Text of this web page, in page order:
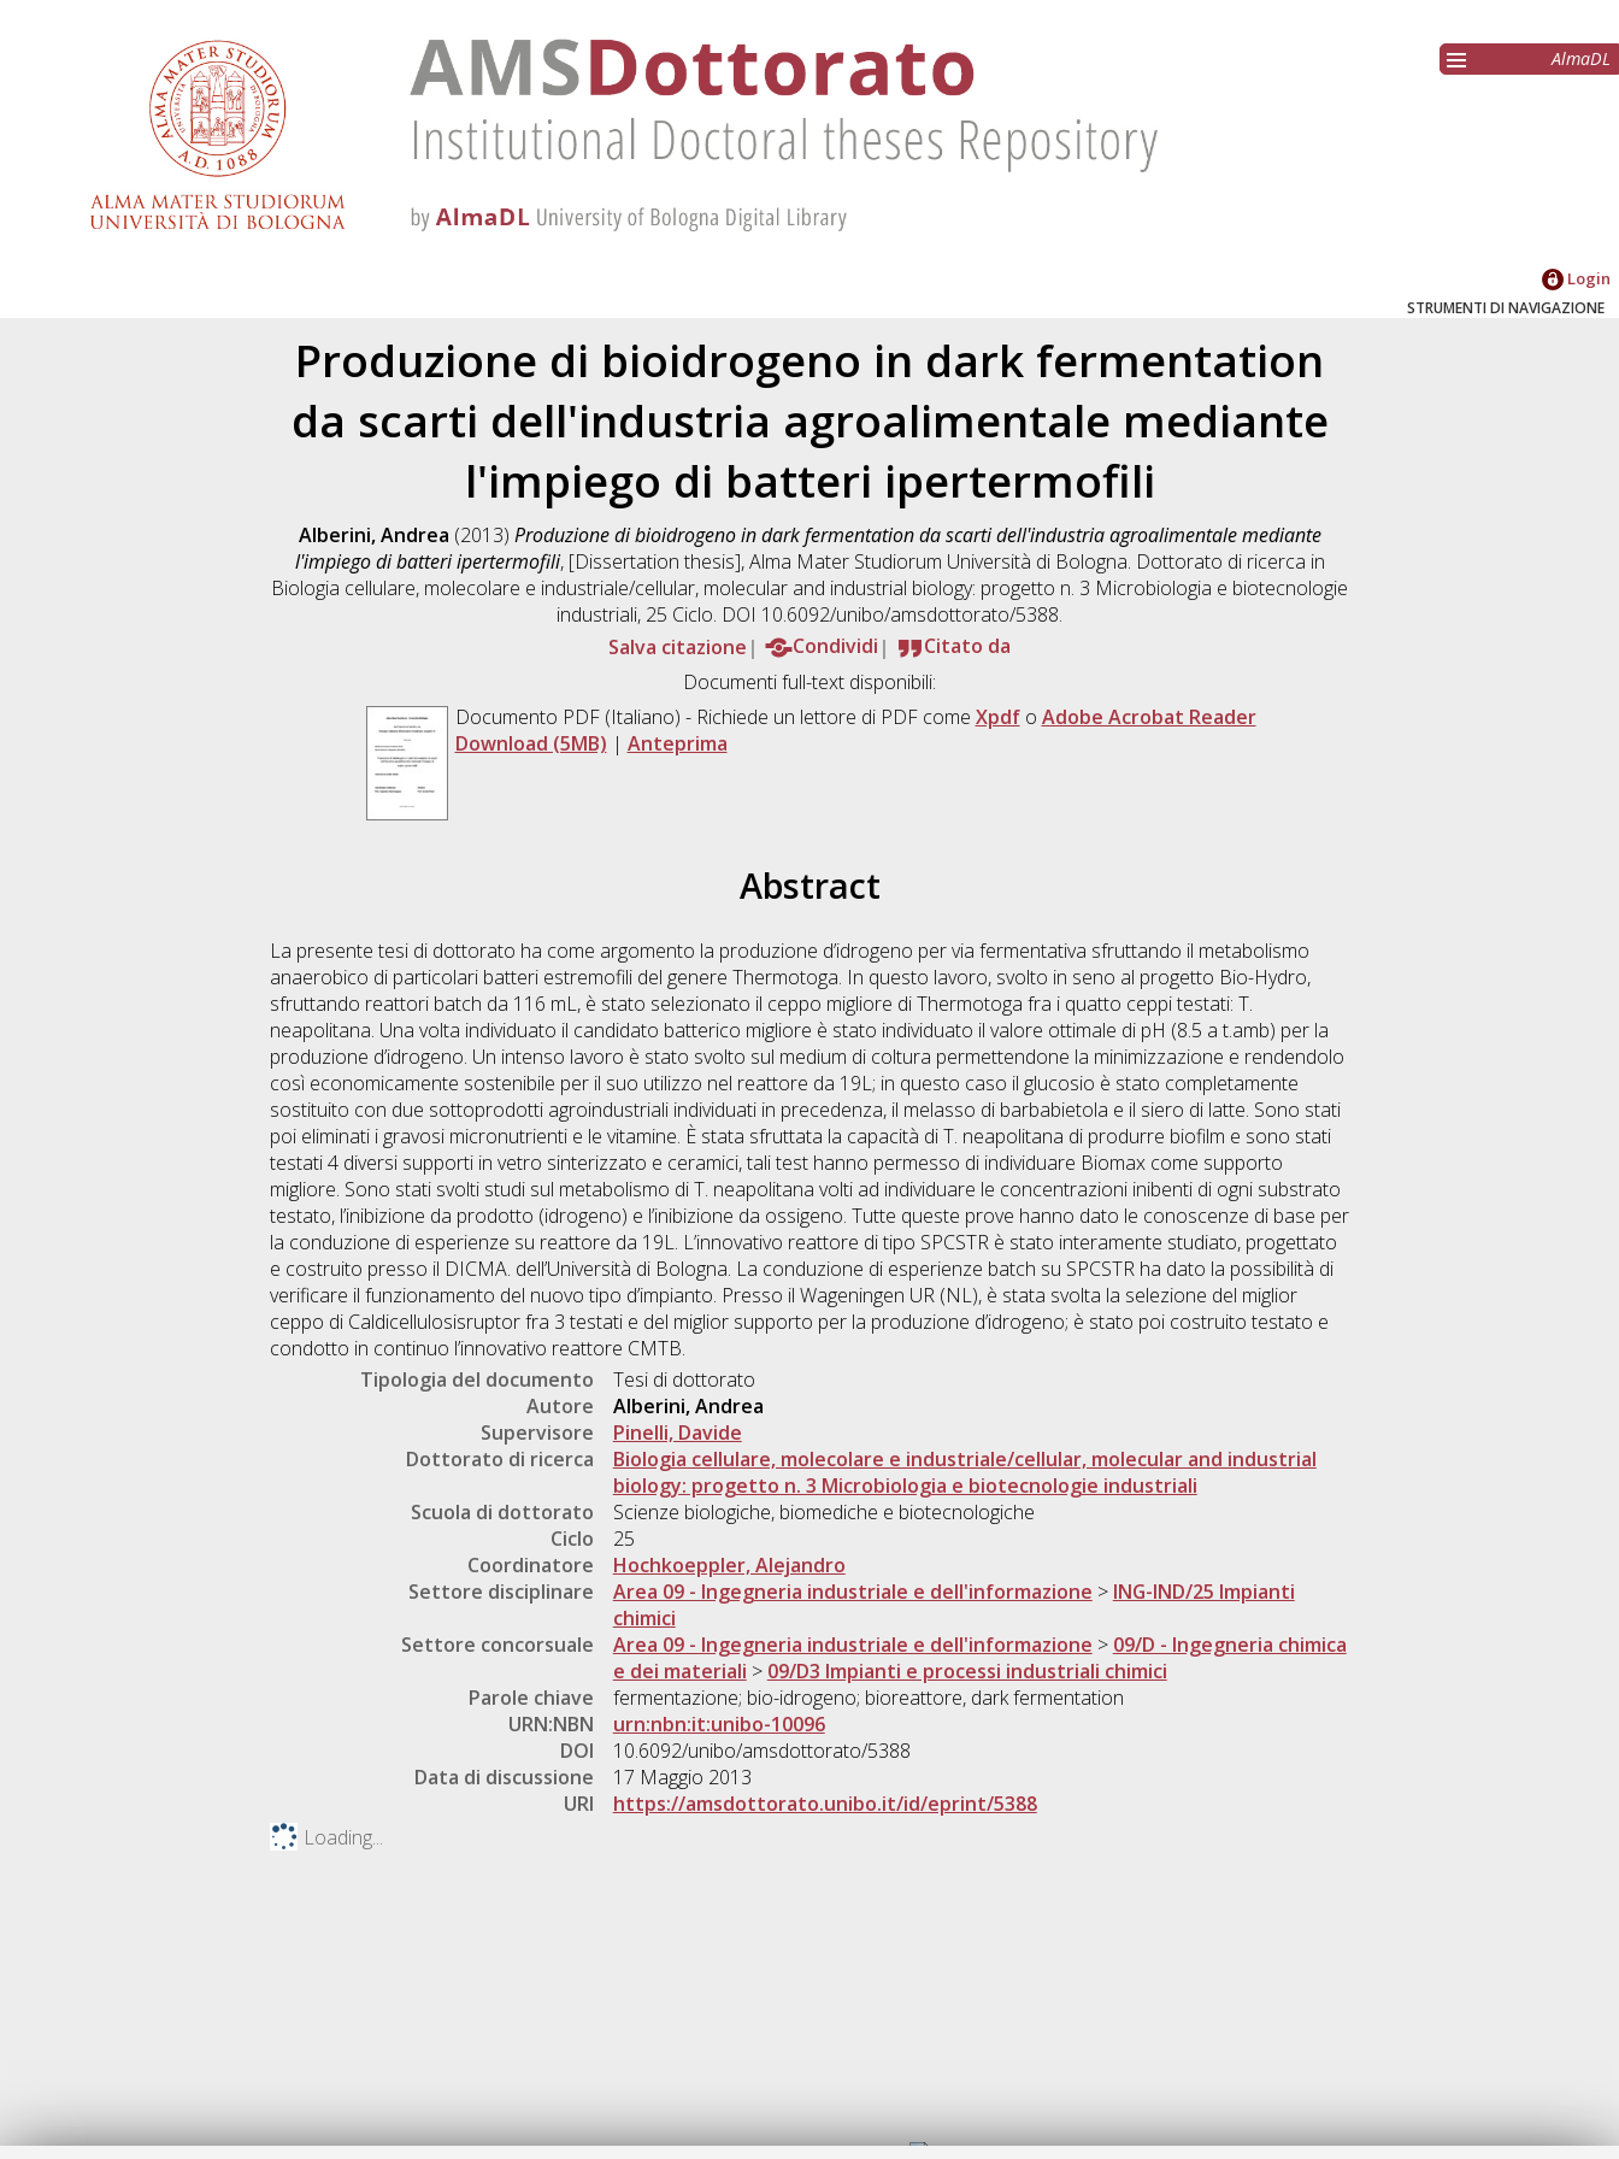
AlmaDL
Login
STRUMENTI DI NAVIGAZIONE
Produzione di bioidrogeno in dark fermentation
da scarti dell'industria agroalimentale mediante
l'impiego di batteri ipertermofili
Alberini, Andrea (2013) Produzione di bioidrogeno in dark fermentation da scarti dell'industria agroalimentale mediante
l'impiego di batteri ipertermofili, [Dissertation thesis], Alma Mater Studiorum Università di Bologna. Dottorato di ricerca in
Biologia cellulare, molecolare e industriale/cellular, molecular and industrial biology: progetto n. 3 Microbiologia e biotecnologie
industriali, 25 Ciclo. DOI 10.6092/unibo/amsdottorato/5388.
Salva citazione
Condividi
Citato da
Documenti full-text disponibili:
Documento PDF(Italiano) - Richiede un lettore di PDF come Xpdfo Adobe Acrobat Reader
Download (5MB) | Anteprima
Abstract
La presente tesi di dottorato ha come argomento la produzione d’idrogeno per via fermentativa sfruttando il metabolismo
anaerobico di particolari batteri estremofili del genere Thermotoga. In questo lavoro, svolto in seno al progetto Bio-Hydro,
sfruttando reattori batch da 116 mL, è stato selezionato il ceppo migliore di Thermotoga fra i quatto ceppi testati: T.
neapolitana. Una volta individuato il candidato batterico migliore è stato individuato il valore ottimale di pH (8.5 a t.amb) per la
produzione d’idrogeno. Un intenso lavoro è stato svolto sul medium di coltura permettendone la minimizzazione e rendendolo
così economicamente sostenibile per il suo utilizzo nel reattore da 19L; in questo caso il glucosio è stato completamente
sostituito con due sottoprodotti agroindustriali individuati in precedenza, il melasso di barbabietola e il siero di latte. Sono stati
poi eliminati i gravosi micronutrienti e le vitamine. È stata sfruttata la capacità di T. neapolitana di produrre biofilm e sono stati
testati 4 diversi supporti in vetro sinterizzato e ceramici, tali test hanno permesso di individuare Biomax come supporto
migliore. Sono stati svolti studi sul metabolismo di T. neapolitana volti ad individuare le concentrazioni inibenti di ogni substrato
testato, l’inibizione da prodotto (idrogeno) e l’inibizione da ossigeno. Tutte queste prove hanno dato le conoscenze di base per
la conduzione di esperienze su reattore da 19L. L’innovativo reattore di tipo SPCSTR è stato interamente studiato, progettato
e costruito presso il DICMA. dell’Università di Bologna. La conduzione di esperienze batch su SPCSTR ha dato la possibilità di
verificare il funzionamento del nuovo tipo d’impianto. Presso il Wageningen UR (NL), è stata svolta la selezione del miglior
ceppo di Caldicellulosisruptor fra 3 testati e del miglior supporto per la produzione d’idrogeno; è stato poi costruito testato e
condotto in continuo l’innovativo reattore CMTB.
Tipologia del documento
Tesi di dottorato
Autore
Alberini, Andrea
Supervisore
Pinelli, Davide
Dottorato di ricerca
Biologia cellulare, molecolare e industriale/cellular, molecular and industrial
biology: progetto n. 3 Microbiologia e biotecnologie industriali
Scuola di dottorato
Scienze biologiche, biomediche e biotecnologiche
Ciclo
25
Coordinatore
Hochkoeppler, Alejandro
Settore disciplinare
Area 09 - Ingegneria industriale e dell'informazione > ING-IND/25 Impianti
chimici
Settore concorsuale
Area 09 - Ingegneria industriale e dell'informazione > 09/D - Ingegneria chimica
e dei materiali > 09/D3 Impianti e processi industriali chimici
Parole chiave
fermentazione; bio-idrogeno; bioreattore, dark fermentation
URN:NBN
urn:nbn:it:unibo-10096
DOI
10.6092/unibo/amsdottorato/5388
Data di discussione
17 Maggio 2013
URI
https://amsdottorato.unibo.it/id/eprint/5388
Loading...